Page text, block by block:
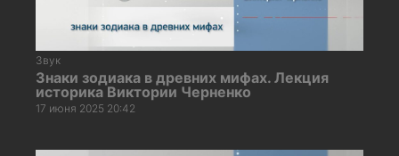
Звук
Знаки зодиака в древних мифах. Лекция
историка Виктории Черненко
17 июня 2025 20:42